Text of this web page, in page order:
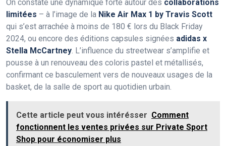
On constate une dynamique forte autour des collaborations
limitées – à l’image de la Nike Air Max 1 by Travis Scott
qui s’est arrachée à moins de 180 € lors du Black Friday
2024, ou encore des éditions capsules signées adidas x
Stella McCartney . L’influence du streetwear s’amplifie et
pousse à un renouveau des coloris pastel et métallisés,
confirmant ce basculement vers de nouveaux usages de la
basket, de la salle de sport au quotidien urbain.
Cette article peut vous intérésser Comment
fonctionnent les ventes privées sur Private Sport
Shop pour économiser plus